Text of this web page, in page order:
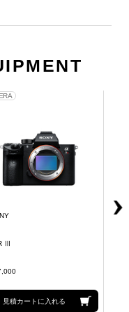
Ⅲ
見積カートに入れる